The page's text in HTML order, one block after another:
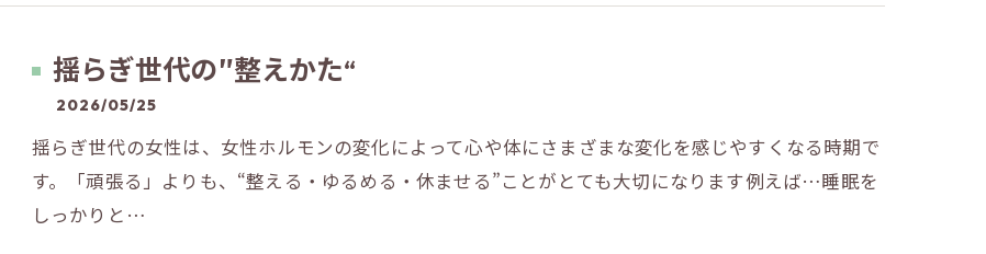
揺らぎ世代の″整えかた“
2026/05/25
揺らぎ世代の女性は、女性ホルモンの変化によって心や体にさまざまな変化を感じやすくなる時期で
す。「頑張る」よりも、“整える・ゆるめる・休ませる”ことがとても大切になります例えば…睡眠を
しっかりと…